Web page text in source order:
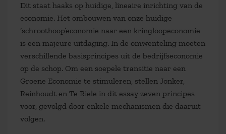
Dit staat haaks op huidige, lineaire inrichting van de
economie. Het ombouwen van onze huidige
‘schroothoop’economie naar een kringloopeconomie
is een majeure uitdaging. In de omwenteling moeten
verschillende basisprincipes uit de bedrijfseconomie
op de schop. Om een soepele transitie naar een
Groene Economie te stimuleren, stellen Jonker,
Reinhoudt en Te Riele in dit essay zeven principes
voor, gevolgd door enkele mechanismen die daaruit
volgen.